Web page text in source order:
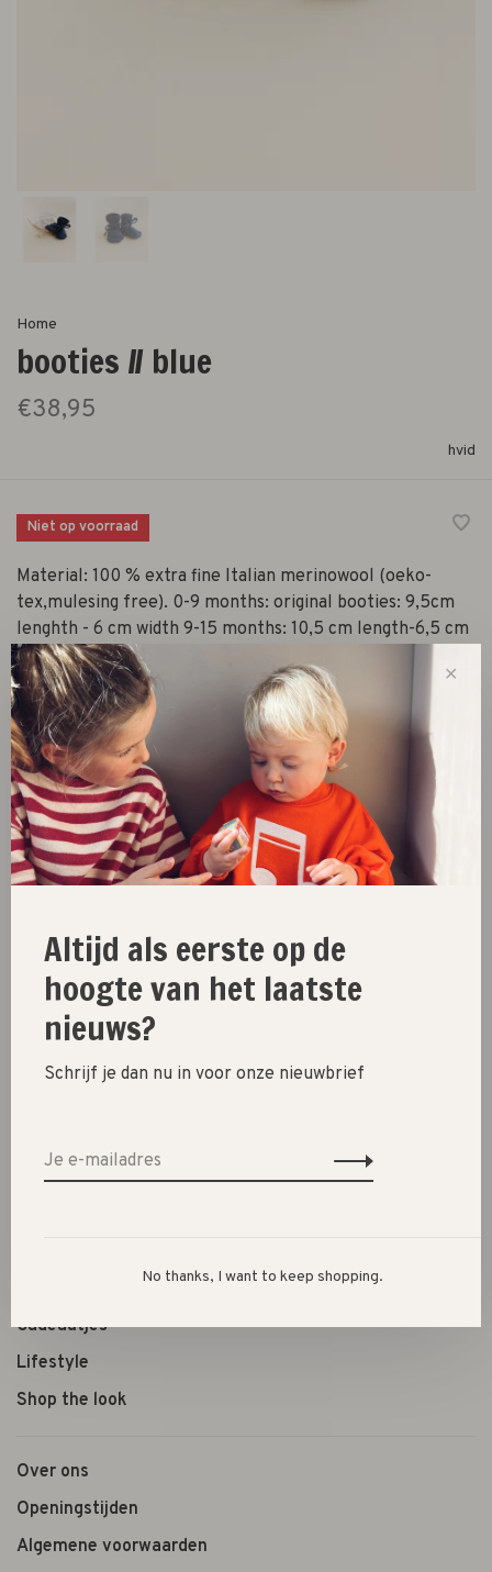
Home
booties // blue
€38,95
hvid
Niet op voorraad
Material: 100 % extra fine Italian merinowool (oeko-
tex,mulesing free). 0-9 months: original booties: 9,5cm
lenghth - 6 cm width 9-15 months: 10,5 cm length-6,5 cm
width
Size :
original (0-9m)
Niet op voorraad
Deel dit product: Facebook Twitter Pinterest
SALE 30%
Cadeautjes
Lifestyle
Shop the look
Over ons
Openingstijden
Algemene voorwaarden
✕
Altijd als eerste op de
hoogte van het laatste
nieuws?
Schrijf je dan nu in voor onze nieuwbrief
No thanks, I want to keep shopping.